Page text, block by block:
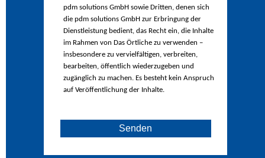
pdm solutions GmbH sowie Dritten, denen sich
die pdm solutions GmbH zur Erbringung der
Dienstleistung bedient, das Recht ein, die Inhalte
im Rahmen von Das Örtliche zu verwenden –
insbesondere zu vervielfältigen, verbreiten,
bearbeiten, öffentlich wiederzugeben und
zugänglich zu machen. Es besteht kein Anspruch
auf Veröffentlichung der Inhalte.
Senden